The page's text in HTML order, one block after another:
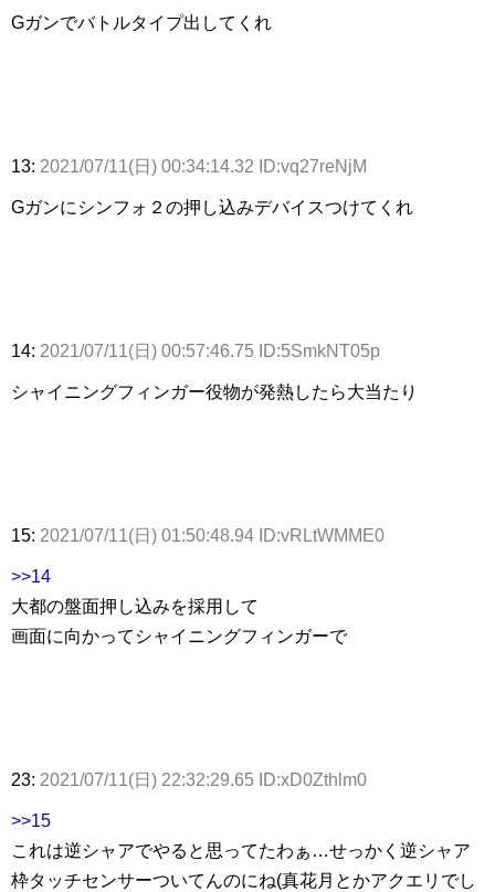
Gガンでバトルタイプ出してくれ
13: 2021/07/11(日) 00:34:14.32 ID:vq27reNjM
Gガンにシンフォ２の押し込みデバイスつけてくれ
14: 2021/07/11(日) 00:57:46.75 ID:5SmkNT05p
シャイニングフィンガー役物が発熱したら大当たり
15: 2021/07/11(日) 01:50:48.94 ID:vRLtWMME0
>>14
大都の盤面押し込みを採用して
画面に向かってシャイニングフィンガーで
23: 2021/07/11(日) 22:32:29.65 ID:xD0Zthlm0
>>15
これは逆シャアでやると思ってたわぁ…せっかく逆シャア
枠タッチセンサーついてんのにね(真花月とかアクエリでし